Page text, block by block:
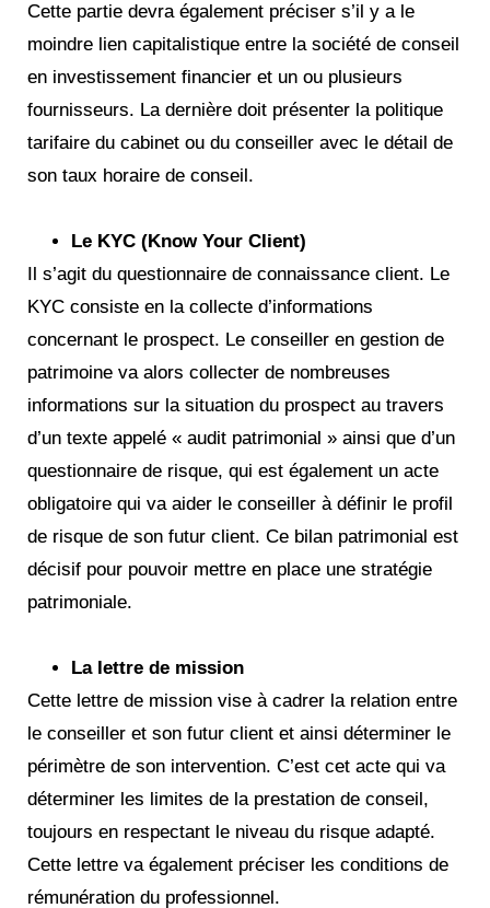
Cette partie devra également préciser s’il y a le
moindre lien capitalistique entre la société de conseil
en investissement financier et un ou plusieurs
fournisseurs. La dernière doit présenter la politique
tarifaire du cabinet ou du conseiller avec le détail de
son taux horaire de conseil.
Le KYC (Know Your Client)
Il s’agit du questionnaire de connaissance client. Le
KYC consiste en la collecte d’informations
concernant le prospect. Le conseiller en gestion de
patrimoine va alors collecter de nombreuses
informations sur la situation du prospect au travers
d’un texte appelé « audit patrimonial » ainsi que d’un
questionnaire de risque, qui est également un acte
obligatoire qui va aider le conseiller à définir le profil
de risque de son futur client. Ce bilan patrimonial est
décisif pour pouvoir mettre en place une stratégie
patrimoniale.
La lettre de mission
Cette lettre de mission vise à cadrer la relation entre
le conseiller et son futur client et ainsi déterminer le
périmètre de son intervention. C’est cet acte qui va
déterminer les limites de la prestation de conseil,
toujours en respectant le niveau du risque adapté.
Cette lettre va également préciser les conditions de
rémunération du professionnel.